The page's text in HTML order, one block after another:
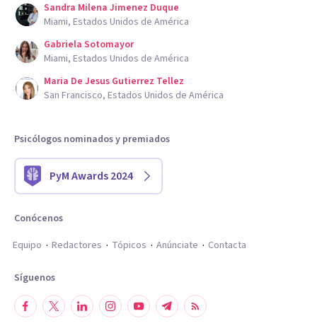
Sandra Milena Jimenez Duque
Miami, Estados Unidos de América
Gabriela Sotomayor
Miami, Estados Unidos de América
Maria De Jesus Gutierrez Tellez
San Francisco, Estados Unidos de América
Psicólogos nominados y premiados
PyM Awards 2024
Conócenos
Equipo
Redactores Tópicos Anúnciate Contacta
Síguenos